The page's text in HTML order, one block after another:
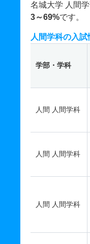
名城大学 人間
3～69%です。
人間学科の入
学部・学科
人間 人間学科
人間 人間学科
人間 人間学科